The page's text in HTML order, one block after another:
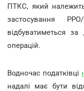
ПТКС, який
застосування
відбуватиметься
операцій.
Водночас податківці
надалі має бути